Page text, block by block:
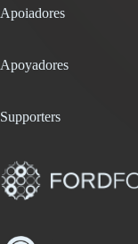
Apoiadores
Apoyadores
Supporters